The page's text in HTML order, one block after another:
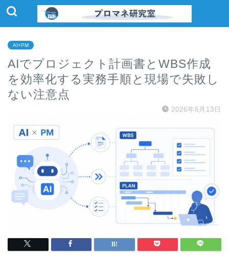
AI×PM
AIでプロジェクト計画書とWBS作成
を効率化する実務手順と現場で失敗し
ない注意点
2026年6月13日